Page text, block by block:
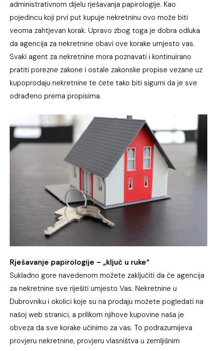
administrativnom dijelu rješavanja papirologije. Kao
pojedincu koji prvi put kupuje nekretninu ovo može biti
veoma zahtjevan korak. Upravo zbog toga je dobra odluka
da agencija za nekretnine obavi ove korake umjesto vas.
Svaki agent za nekretnine mora poznavati i kontinuirano
pratiti porezne zakone i ostale zakonske propise vezane uz
kupoprodaju nekretnine te ćete tako biti sigurni da je sve
odrađeno prema propisima.
Rješavanje papirologije – „ključ u ruke“
Sukladno gore navedenom možete zaključiti da će agencija
za nekretnine sve riješiti umjesto Vas. Nekretnine u
Dubrovniku i okolici koje su na prodaju možete pogledati na
našoj web stranici, a prilikom njihove kupovine naša je
obveza da sve korake učinimo za vas. To podrazumijeva
provjeru nekretnine, provjeru vlasništva u zemljišnim